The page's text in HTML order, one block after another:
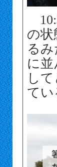
の
る
に
し
て